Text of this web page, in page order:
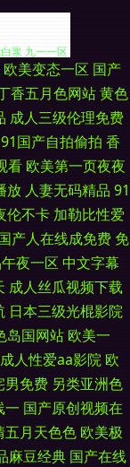
影院 天天操
浆 九一一区
肏逼网 日韩
看 伦理剧影
无码破解人
av操超碰
香五月影院
利午夜理论
放 欧洲午夜
欧美变态一区 国产
香五月色网站黄色
成人三级伦理免费
91国产自拍偷拍 香
看 欧美第一页夜夜
放 人妻无码精品 91
伦不卡 加勒比性爱
产人在线成免费 免
夜一区 中文字幕
成人丝瓜视频下载
日本三级光棍影院
岛国网站 欧美一
成人性爱aa影院 欧
男免费 另类亚洲色
一 国产原创视频在
五月天色色 欧美极
麻豆经典 国产在线